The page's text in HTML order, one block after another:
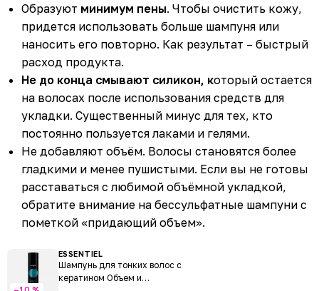
Образуют минимум пены. Чтобы очистить кожу,
придется использовать больше шампуня или
наносить его повторно. Как результат – быстрый
расход продукта.
Не до конца смывают силикон, который остается
на волосах после использования средств для
укладки. Существенный минус для тех, кто
постоянно пользуется лаками и гелями.
Не добавляют объём. Волосы становятся более
гладкими и менее пушистыми. Если вы не готовы
расставаться с любимой объёмной укладкой,
обратите внимание на бессульфатные шампуни с
пометкой «придающий объем».
ESSENTIEL
Шампунь для тонких волос с
кератином Объем и